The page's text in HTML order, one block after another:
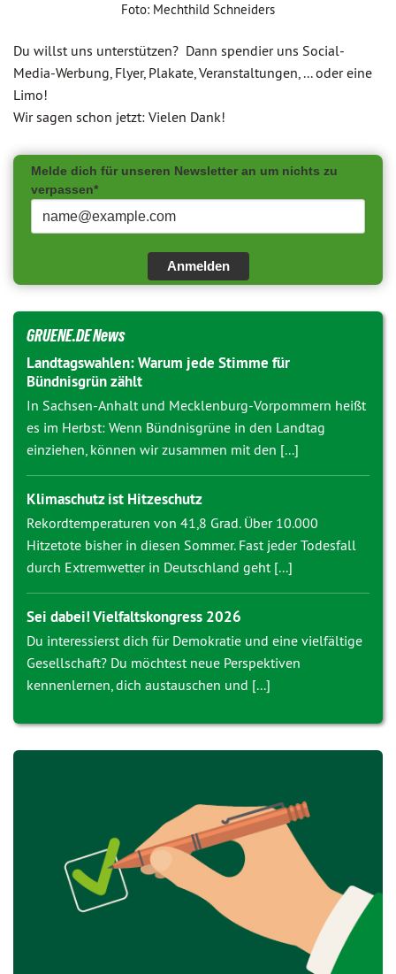
Foto: Mechthild Schneiders
Du willst uns unterstützen? Dann spendier uns Social-
Media-Werbung, Flyer, Plakate, Veranstaltungen, ... oder eine
Limo!
Wir sagen schon jetzt: Vielen Dank!
Melde dich für unseren Newsletter an um nichts zu
verpassen*
Anmelden
GRUENE.DE News
Landtagswahlen: Warum jede Stimme für
Bündnisgrün zählt
In Sachsen-Anhalt und Mecklenburg-Vorpommern heißt
es im Herbst: Wenn Bündnisgrüne in den Landtag
einziehen, können wir zusammen mit den [...]
Klimaschutz ist Hitzeschutz
Rekordtemperaturen von 41,8 Grad. Über 10.000
Hitzetote bisher in diesen Sommer. Fast jeder Todesfall
durch Extremwetter in Deutschland geht [...]
Sei dabei! Vielfaltskongress 2026
Du interessierst dich für Demokratie und eine vielfältige
Gesellschaft? Du möchtest neue Perspektiven
kennenlernen, dich austauschen und [...]